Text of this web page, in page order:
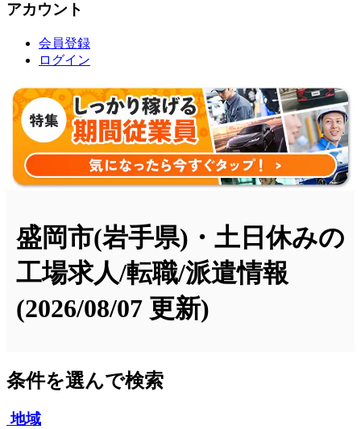
アカウント
会員登録
ログイン
盛岡市(岩手県)・土日休みの
工場求人/転職/派遣情報
(2026/08/07 更新)
条件を選んで検索
地域